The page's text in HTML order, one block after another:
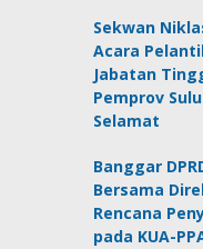
Sekwan
Acara
Jabatan
Pemprov
Selamat
Banggar
Bersama
Rencana
pada KUA-